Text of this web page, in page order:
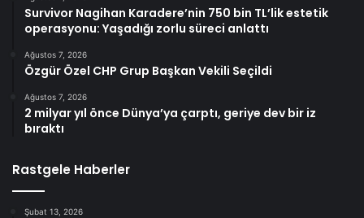
Survivor Nagihan Karadere’nin 750 bin TL’lik estetik
operasyonu: Yaşadığı zorlu süreci anlattı
Ağustos 7, 2026
Özgür Özel CHP Grup Başkan Vekili Seçildi
Ağustos 7, 2026
2 milyar yıl önce Dünya’ya çarptı, geriye dev bir iz
bıraktı
Rastgele Haberler
Şubat 13, 2026